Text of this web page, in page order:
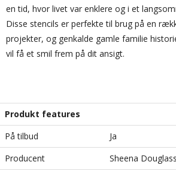
en tid, hvor livet var enklere og i et
Disse stencils er perfekte til brug på en
projekter, og genkalde gamle familie
vil få et smil frem på dit ansigt.
Produkt features
På tilbud
Ja
Producent
Sheena Douglass